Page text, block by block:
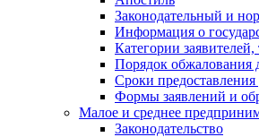
Законодательный и
Информация о
Категории
Порядок обжалования
Сроки
Формы заявлений и
Малое и среднее
Законодательство